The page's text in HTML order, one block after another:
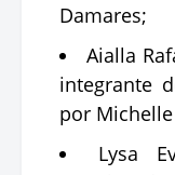
Damares;
Aialla
integrante
por
Lysa